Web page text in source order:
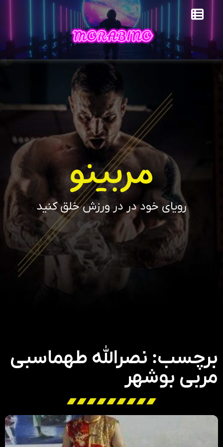
مربینو
رویای خود در در ورزش خلق کنید
برچسب: نصرالله طهماسبی
مربی بوشهر